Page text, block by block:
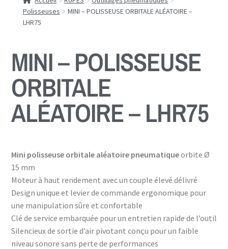
Polisseuses
MINI – POLISSEUSE ORBITALE ALÉATOIRE –
LHR75
MINI – POLISSEUSE
ORBITALE
ALÉATOIRE – LHR75
Mini polisseuse orbitale aléatoire pneumatiqueorbite Ø
15 mm
Moteur à haut rendement avec un couple élevé délivré
Design unique et levier de commande ergonomique pour
une manipulation sûre et confortable
Clé de service embarquée pour un entretien rapide de l’outil
Silencieux de sortie d’air pivotant conçu pour un faible
niveau sonore sans perte de performances